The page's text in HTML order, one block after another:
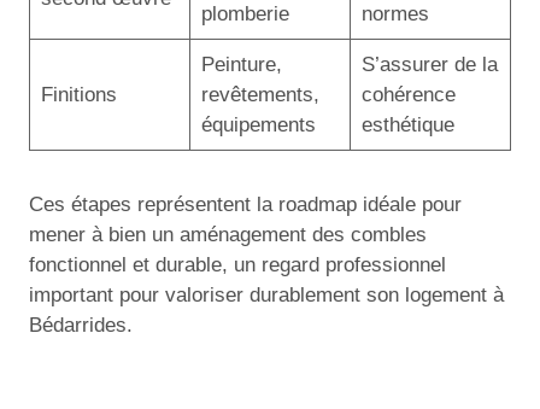
plomberie
normes
Finitions
Peinture,
revêtements,
équipements
S’assurer de la
cohérence
esthétique
Ces étapes représentent la roadmap idéale pour
mener à bien un aménagement des combles
fonctionnel et durable, un regard professionnel
important pour valoriser durablement son logement à
Bédarrides.